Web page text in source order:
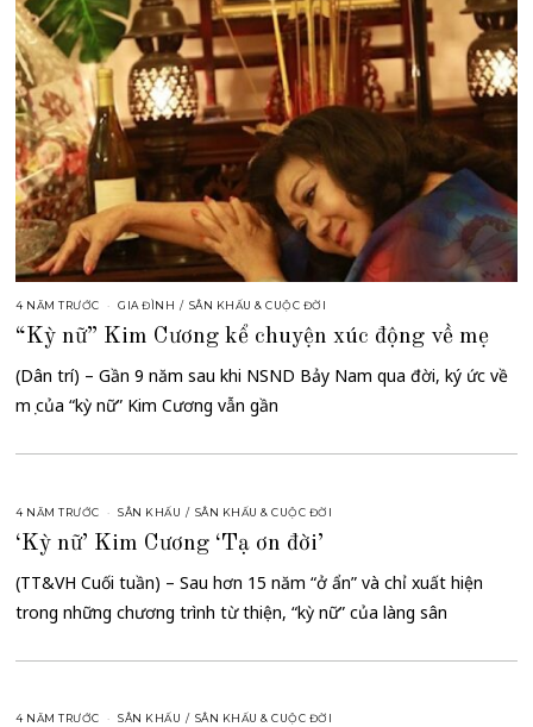
4 NĂM TRƯỚC GIA ĐÌNH / SÂN KHẤU & CUỘC ĐỜI
“Kỳ nữ” Kim Cương kể chuyện xúc động về mẹ
(Dân trí) – Gần 9 năm sau khi NSND Bảy Nam qua đời, ký ức về
mẹ của “kỳ nữ” Kim Cương vẫn gần
4 NĂM TRƯỚC SÂN KHẤU / SÂN KHẤU & CUỘC ĐỜI
‘Kỳ nữ’ Kim Cương ‘Tạ ơn đời’
(TT&VH Cuối tuần) – Sau hơn 15 năm “ở ẩn” và chỉ xuất hiện
trong những chương trình từ thiện, “kỳ nữ” của làng sân
4 NĂM TRƯỚC SÂN KHẤU / SÂN KHẤU & CUỘC ĐỜI